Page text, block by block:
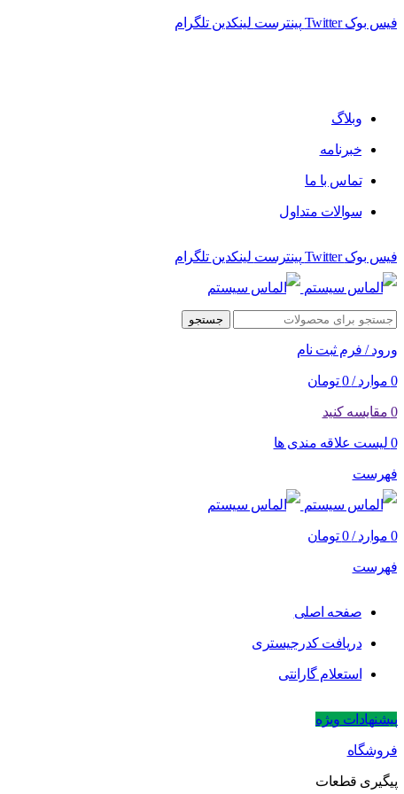
فیس بوک Twitter پینترست لینکدین تلگرام
وبلاگ
خبرنامه
تماس با ما
سوالات متداول
فیس بوک Twitter پینترست لینکدین تلگرام
جستجو
ورود / فرم ثبت نام
0 موارد /
0 تومان
0 مقایسه کنید
0 لیست علاقه مندی ها
فهرست
0 موارد /
0 تومان
فهرست
صفحه اصلی
دریافت کدرجیستری
استعلام گارانتی
پیشنهادات ویژه
فروشگاه
پیگیری قطعات